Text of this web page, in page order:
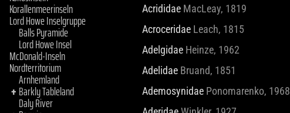
+Barkly Tableland
Daly River
Darwin
Darwin Region
Groote Eylandt
+Tiwi-Inseln
Victoria River
Zentral-Australien
Ost-Australien
Acrididae MacLeay, 1819
Acroceridae Leach, 1815
Adelgidae Heinze, 1962
Adelidae Bruand, 1851
Ademosynidae Ponomarenko, 1968